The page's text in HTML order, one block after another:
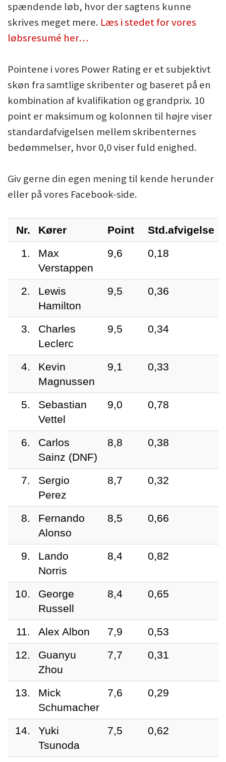
spændende løb, hvor der sagtens kunne
skrives meget mere. Læs i stedet for vores
løbsresumé her…
Pointene i vores Power Rating er et subjektivt
skøn fra samtlige skribenter og baseret på en
kombination af kvalifikation og grandprix. 10
point er maksimum og kolonnen til højre viser
standardafvigelsen mellem skribenternes
bedømmelser, hvor 0,0 viser fuld enighed.
Giv gerne din egen mening til kende herunder
eller på vores Facebook-side.
Nr. Kører Point
Std.afvigelse
1.
Max
Verstappen
9,6 0,18
2.
Lewis
Hamilton
9,5 0,36
3.
Charles
Leclerc
9,5 0,34
4.
Kevin
Magnussen
9,1 0,33
5.
Sebastian
Vettel
9,0 0,78
6.
Carlos
Sainz (DNF)
8,8 0,38
7.
Sergio
Perez
8,7 0,32
8.
Fernando
Alonso
8,5 0,66
9.
Lando
Norris
8,4 0,82
10.
George
Russell
8,4 0,65
11. Alex Albon 7,9
0,53
12.
Guanyu
Zhou
7,7 0,31
13.
Mick
Schumacher
7,6 0,29
14.
Yuki
Tsunoda
7,5 0,62